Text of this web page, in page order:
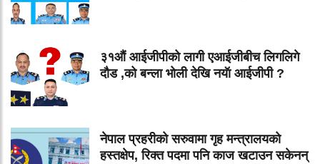
३१औं आईजीपीको लागी एआईजीबीच लिगलिगे
दौड ,को बन्ला भोली देखि नयॅा आईजीपी ?
नेपाल प्रहरीको सरुवामा गृह मन्त्रालयको
हस्तक्षेप, रिक्त पदमा पनि काज खटाउन सकेनन्